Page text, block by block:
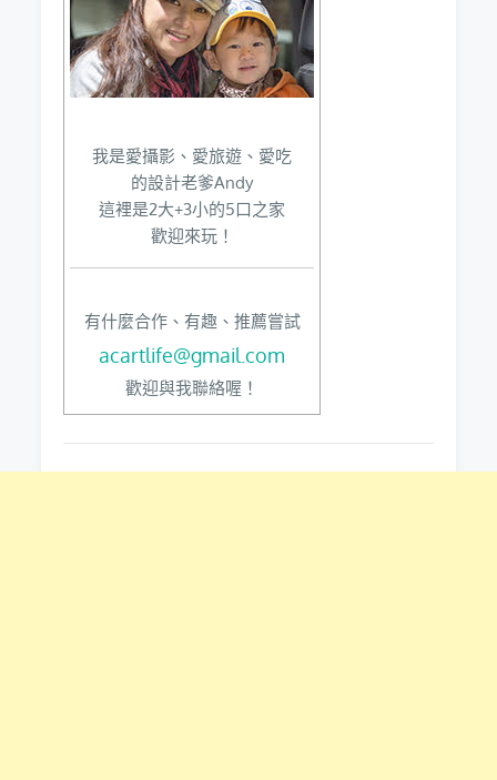
我是愛攝影、愛旅遊、愛吃
的設計老爹Andy
這裡是2大+3小的5口之家
歡迎來玩！
有什麼合作、有趣、推薦嘗試
acartlife@gmail.com
歡迎與我聯絡喔！